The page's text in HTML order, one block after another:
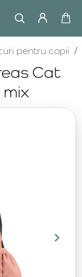
Cat
pentru copii